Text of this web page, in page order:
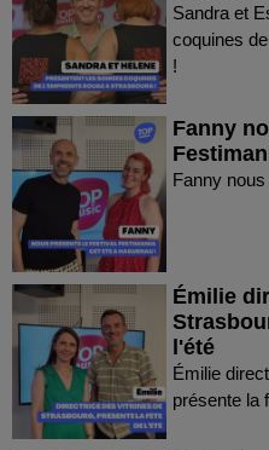
Sandra et
coquines
!
Fanny
Fanny
Émilie
l'été
Émilie
présente la